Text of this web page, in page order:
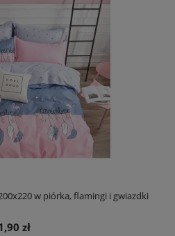
w piórka, flamingi i gwiazdki
zł